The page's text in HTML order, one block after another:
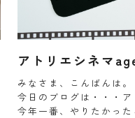
アトリエシネマ
みなさま、こんばんは
今日のブログは・・・
今年一番、やりたかっ